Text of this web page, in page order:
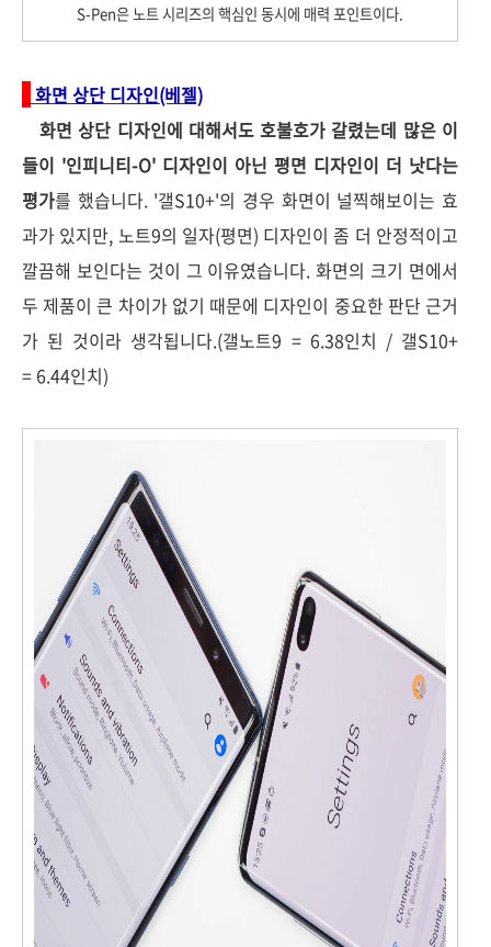
S-Pen은 노트 시리즈의 핵심인 동시에 매력 포인트이다.
화면 상단 디자인(베젤)
화면 상단 디자인에 대해서도 호불호가 갈렸는데 많은 이
들이 '인피니티-O' 디자인이 아닌 평면 디자인이 더 낫다는
평가를 했습니다. '갤S10+'의 경우 화면이 널찍해보이는 효
과가 있지만, 노트9의 일자(평면) 디자인이 좀 더 안정적이고
깔끔해 보인다는 것이 그 이유였습니다. 화면의 크기 면에서
두 제품이 큰 차이가 없기 때문에 디자인이 중요한 판단 근거
가 된 것이라 생각됩니다.(갤노트9 = 6.38인치 / 갤S10+
= 6.44인치)